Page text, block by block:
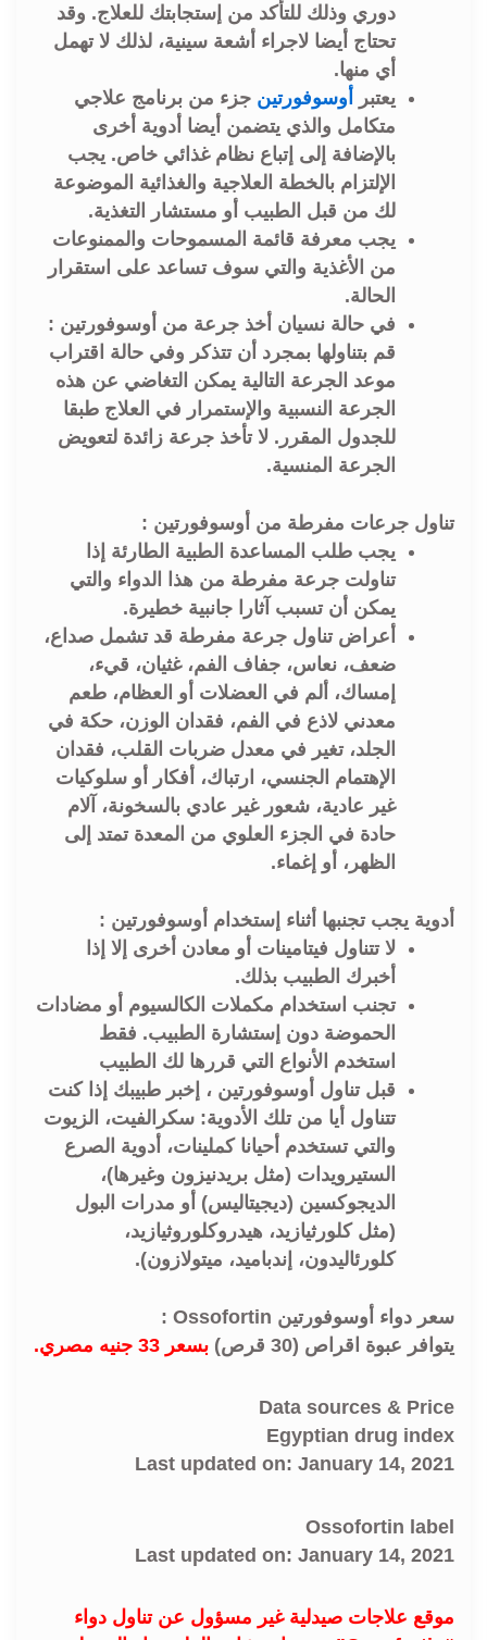
دوري وذلك للتأكد من إستجابتك للعلاج. وقد
تحتاج أيضا لاجراء أشعة سينية، لذلك لا تهمل
أي منها.
يعتبر
أوسوفورتين جزء من برنامج علاجي
متكامل والذي يتضمن أيضا أدوية أخرى
بالإضافة إلى إتباع نظام غذائي خاص. يجب
الإلتزام بالخطة العلاجية والغذائية الموضوعة
لك من قبل الطبيب أو مستشار التغذية.
يجب معرفة قائمة المسموحات والممنوعات
من الأغذية والتي سوف تساعد على استقرار
الحالة.
في حالة نسيان أخذ جرعة من أوسوفورتين :
قم بتناولها بمجرد أن تتذكر وفي حالة اقتراب
موعد الجرعة التالية يمكن التغاضي عن هذه
الجرعة النسبية والإستمرار في العلاج طبقا
للجدول المقرر. لا تأخذ جرعة زائدة لتعويض
الجرعة المنسية.
تناول جرعات مفرطة من أوسوفورتين :
يجب طلب المساعدة الطبية الطارئة إذا
تناولت جرعة مفرطة من هذا الدواء والتي
يمكن أن تسبب آثارا جانبية خطيرة.
أعراض تناول جرعة مفرطة قد تشمل صداع،
ضعف، نعاس، جفاف الفم، غثيان، قيء،
إمساك، ألم في العضلات أو العظام، طعم
معدني لاذع في الفم، فقدان الوزن، حكة في
الجلد، تغير في معدل ضربات القلب، فقدان
الإهتمام الجنسي، ارتباك، أفكار أو سلوكيات
غير عادية، شعور غير عادي بالسخونة، آلام
حادة في الجزء العلوي من المعدة تمتد إلى
الظهر، أو إغماء.
أدوية يجب تجنبها أثناء إستخدام أوسوفورتين :
لا تتناول فيتامينات أو معادن أخرى إلا إذا
أخبرك الطبيب بذلك.
تجنب استخدام مكملات الكالسيوم أو مضادات
الحموضة دون إستشارة الطبيب. فقط
استخدم الأنواع التي قررها لك الطبيب
قبل تناول أوسوفورتين ، إخبر طبيبك إذا كنت
تتناول أيا من تلك الأدوية: سكرالفيت، الزيوت
والتي تستخدم أحيانا كملينات، أدوية الصرع
الستيرويدات (مثل بريدنيزون وغيرها)،
الديجوكسين (ديجيتاليس) أو مدرات البول
(مثل كلورثيازيد، هيدروكلوروثيازيد،
كلورئاليدون، إندباميد، ميتولازون).
سعر دواء أوسوفورتين Ossofortin :
يتوافر عبوة اقراص (30 قرص)
بسعر 33 جنيه مصري.
Data sources & Price
Egyptian drug index
Last updated on: January 14, 2021
Ossofortin label
Last updated on: January 14, 2021
موقع علاجات صيدلية غير مسؤول عن تناول دواء